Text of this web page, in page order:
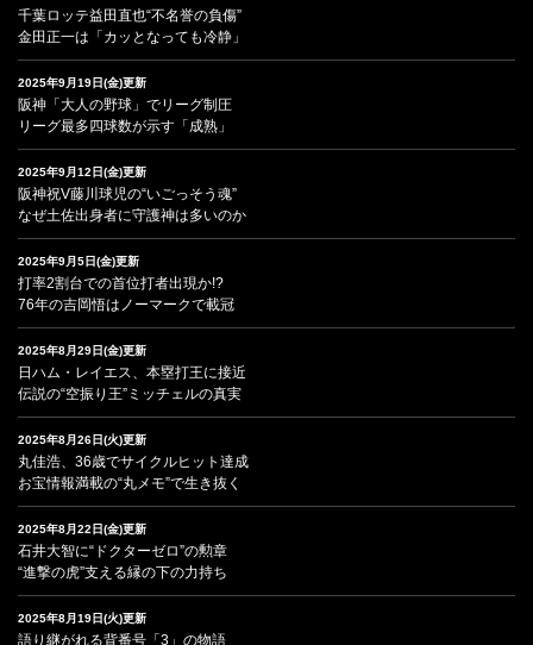
千葉ロッテ益田直也“不名誉の負傷”
金田正一は「カッとなっても冷静」
2025年9月19日(金)更新
阪神「大人の野球」でリーグ制圧
リーグ最多四球数が示す「成熟」
2025年9月12日(金)更新
阪神祝V藤川球児の“いごっそう魂”
なぜ土佐出身者に守護神は多いのか
2025年9月5日(金)更新
打率2割台での首位打者出現か!?
76年の吉岡悟はノーマークで載冠
2025年8月29日(金)更新
日ハム・レイエス、本塁打王に接近
伝説の“空振り王”ミッチェルの真実
2025年8月26日(火)更新
丸佳浩、36歳でサイクルヒット達成
お宝情報満載の“丸メモ”で生き抜く
2025年8月22日(金)更新
石井大智に“ドクターゼロ”の勲章
“進撃の虎”支える縁の下の力持ち
2025年8月19日(火)更新
語り継がれる背番号「3」の物語